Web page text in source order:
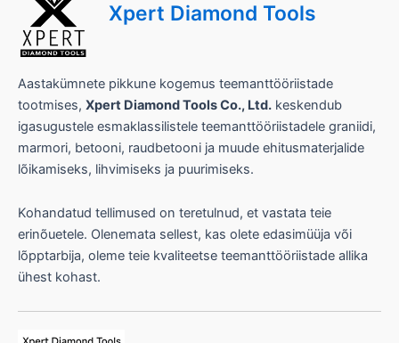
k
a
j
a
d
p
e
a
i
r
j
a
Xpert Diamond Tools
Aastakümnete pikkune kogemus teemanttööriistade
tootmises, Xpert Diamond Tools Co., Ltd. keskendub
igasugustele esmaklassilistele teemanttööriistadele graniidi,
marmori, betooni, raudbetooni ja muude ehitusmaterjalide
lõikamiseks, lihvimiseks ja puurimiseks.
Kohandatud tellimused on teretulnud, et vastata teie
erinõuetele. Olenemata sellest, kas olete edasimüüja või
lõpptarbija, oleme teie kvaliteetse teemanttööriistade allika
ühest kohast.